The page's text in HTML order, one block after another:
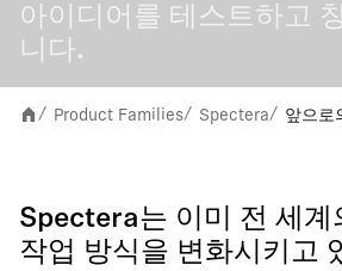
아이디어를 테스트하고
니다.
/ Product Families/ Spectera/ 앞으로
Spectera는 이미 전 세계
작업 방식을 변화시키고